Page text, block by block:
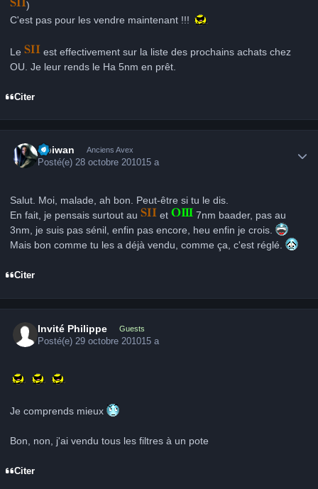
)
C'est pas pour les vendre maintenant !!!
Le
est effectivement sur la liste des prochains achats chez
OU. Je leur rends le Ha 5nm en prêt.
Citer
Obiwan Anciens Avex
Posté(e)28 octobre 201015 a
Salut. Moi, malade, ah bon. Peut-être si tu le dis.
En fait, je pensais surtout au
et
7nm baader, pas au
3nm, je suis pas sénil, enfin pas encore, heu enfin je crois.
Mais bon comme tu les a déjà vendu, comme ça, c'est réglé.
Citer
Invité Philippe Guests
Posté(e)29 octobre 201015 a
Je comprends mieux
Bon, non, j'ai vendu tous les filtres à un pote
Citer